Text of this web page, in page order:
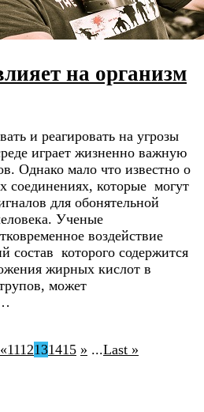
на организм
и реагировать на угрозы
играет жизненно важную
Однако мало что известно о
соединениях, которые могут
для обонятельной
Ученые
воздействие
состав которого содержится
жирных кислот в
может
«1112131415 » ...Last »